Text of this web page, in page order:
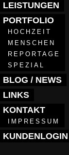
LEISTUNGEN
PORTFOLIO
HOCHZEIT
MENSCHEN
REPORTAGE
SPEZIAL
BLOG / NEWS
LINKS
KONTAKT
IMPRESSUM
KUNDENLOGIN